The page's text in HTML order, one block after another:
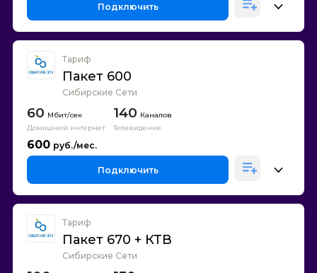
Подключить
Тариф
Пакет 600
Сибирские Сети
60
Домашний интернет
140 Каналов
Телевидение
600
Подключить
Тариф
Пакет 670 + КТВ
Сибирские Сети